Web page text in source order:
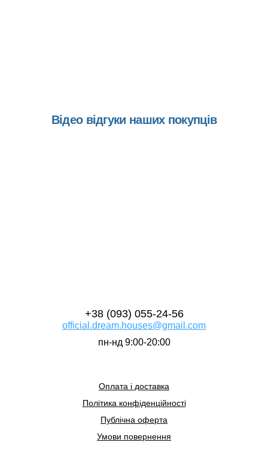
Відео відгуки наших покупців
+38 (093) 055-24-56
official.dream.houses@gmail.com
пн-нд 9:00-20:00
Оплата і доставка
Політика конфіденційності
Публічна оферта
Умови повернення